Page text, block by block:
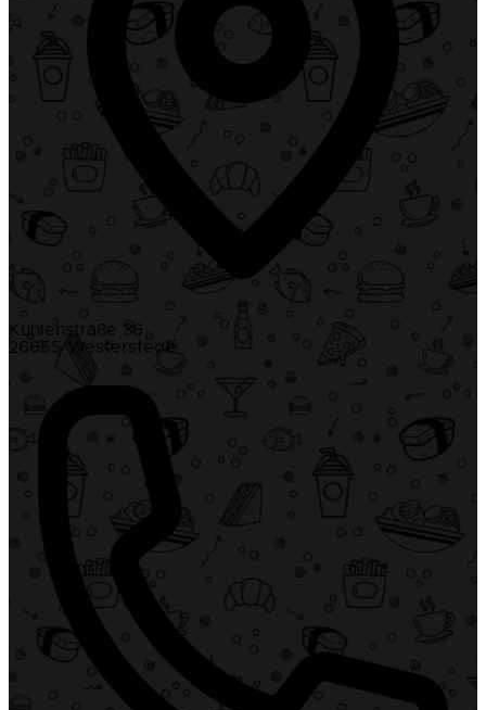
Kuhlenstraße 36
26655 Westerstede